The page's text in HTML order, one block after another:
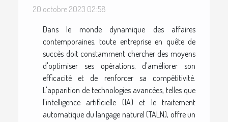
20 octobre 2023 02:58
Dans le monde dynamique des affaires
contemporaines, toute entreprise en quête de
succès doit constamment chercher des moyens
d'optimiser ses opérations, d'améliorer son
efficacité et de renforcer sa compétitivité.
L'apparition de technologies avancées, telles que
l'intelligence artificielle (IA) et le traitement
automatique du langage naturel (TALN), offre un